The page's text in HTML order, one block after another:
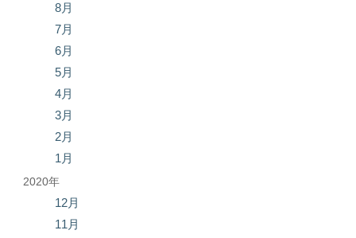
8月
7月
6月
5月
4月
3月
2月
1月
2020年
12月
11月